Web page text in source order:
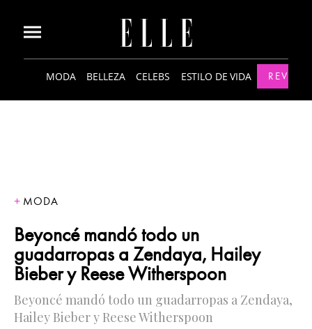
MODA BELLEZA CELEBS ESTILO DE VIDA
MODA
Beyoncé mandó todo un
guadarropas a Zendaya, Hailey
Bieber y Reese Witherspoon
Beyoncé mandó todo un guadarropas a Zendaya,
Hailey Bieber y Reese Witherspoon